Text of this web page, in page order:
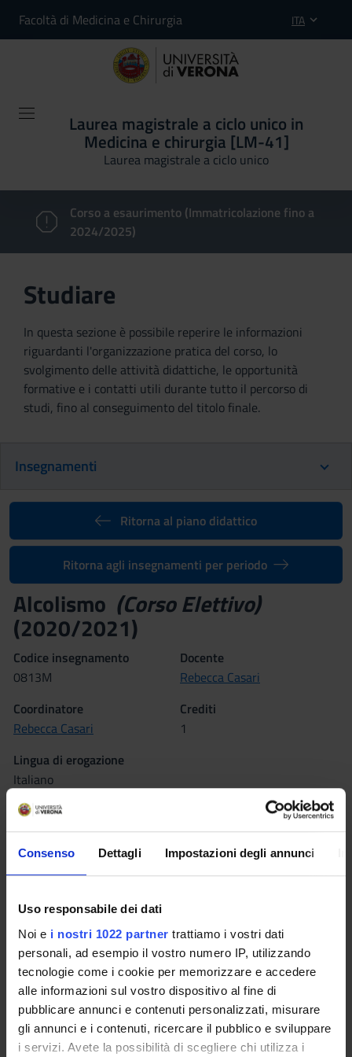
Consenso Dettagli Impostazioni degli annunci
Uso responsabile dei dati
Noi e i nostri 1022 partner trattiamo i vostri dati
personali, ad esempio il vostro numero IP, utilizzando
tecnologie come i cookie per memorizzare e accedere
alle informazioni sul vostro dispositivo al fine di
pubblicare annunci e contenuti personalizzati, misurare
gli annunci e i contenuti, ricercare il pubblico e sviluppare
i servizi. Avete la possibilità di scegliere chi utilizza i
Facoltà di Medicina e Chirurgia ITA
Laurea magistrale a ciclo unico in
Medicina e chirurgia [LM-41]
Laurea magistrale a ciclo unico
Corso a esaurimento (Immatricolazione fino a
2024/2025)
Studiare
In questa sezione è possibile reperire le informazioni
riguardanti l'organizzazione pratica del corso, lo
svolgimento delle attività didattiche, le opportunità
formative e i contatti utili durante tutto il percorso di
studi, fino al conseguimento del titolo finale.
Insegnamenti
Ritorna al piano didattico
Ritorna agli insegnamenti per periodo
Alcolismo (Corso Elettivo)
(2020/2021)
Codice insegnamento
0813M
Docente
Rebecca Casari
Coordinatore
Rebecca Casari
Crediti
1
Lingua di erogazione
Italiano
Settore Scientifico Disciplinare (SSD)
MED/09 - MEDICINA INTERNA
Periodo
1° semestre dal 1 ott 2020 al 23 dic 2020.
Seminari 0
Obiettivi formativi
Il seminario presenta agli studenti gli scenari storico-